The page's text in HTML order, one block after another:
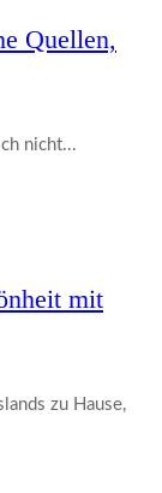
Quellen,
nicht...
mit
zu Hause,